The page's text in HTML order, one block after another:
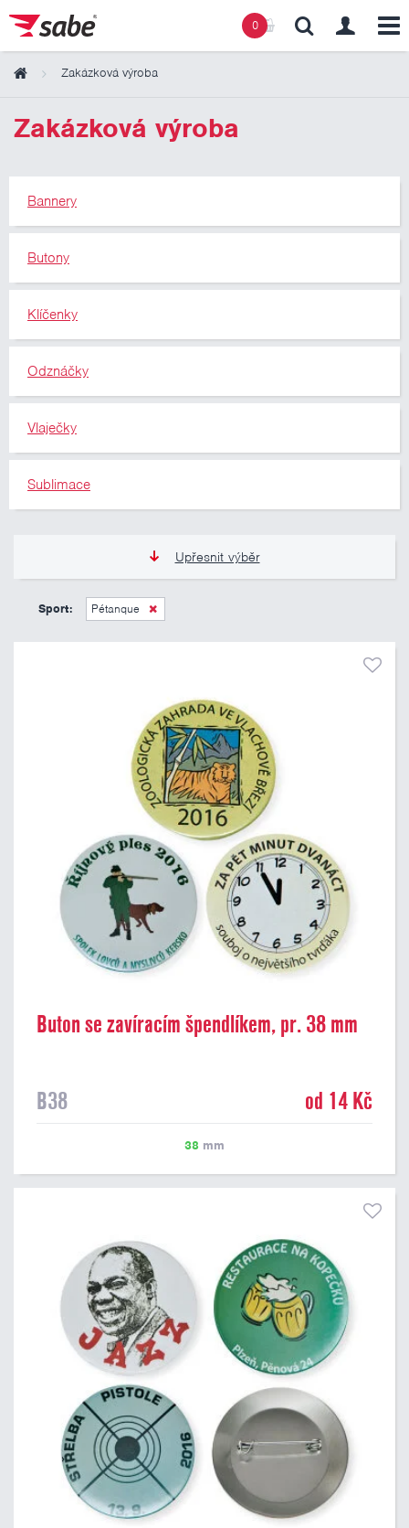
0
Zakázková výroba
Zakázková výroba
Bannery
Butony
Klíčenky
Odznáčky
Vlaječky
Sublimace
Upřesnit výběr
13 Kč
Sport: Pétanque
Buton se zavíracím špendlíkem, pr. 38 mm
B38 od 14 Kč
38 mm
Obsah košíku